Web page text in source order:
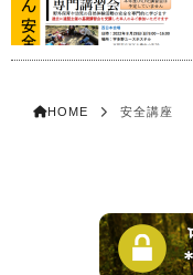
HOME 安全講座